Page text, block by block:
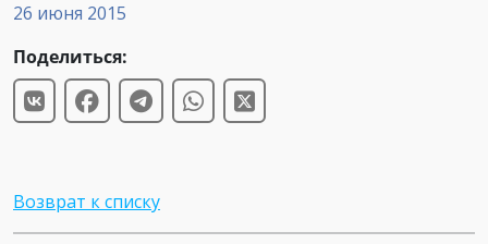
26 июня 2015
Поделиться:
Возврат к списку